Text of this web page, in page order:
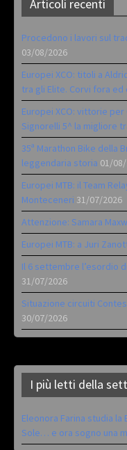
Articoli recenti
Procedono i lavori sul
03/08/2026
Europei XCO: titoli a
tra gli Elite. Corvi fora ed
Europei XCO: vittorie per
Signorelli 5^ la migliore
35ª Marathon Bike della
leggendaria storia 01/
Europei MTB: il Team
Monteceneri 31/07/2026
Attenzione: Samara
Europei MTB: a Juri
Il 6 settembre l’esordio
31/07/2026
Situazione circuiti
30/07/2026
I più letti della
Eleonora Farina studia la
Sole… e ora sogno una